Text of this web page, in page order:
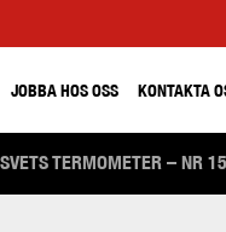
JOBBA HOS OSS KONTAKTA
TERMOMETER – NR 15